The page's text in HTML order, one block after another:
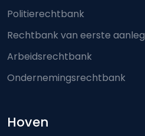
Politierechtbank
Rechtbank van eerste aanleg
Arbeidsrechtbank
Ondernemingsrechtbank
Hoven